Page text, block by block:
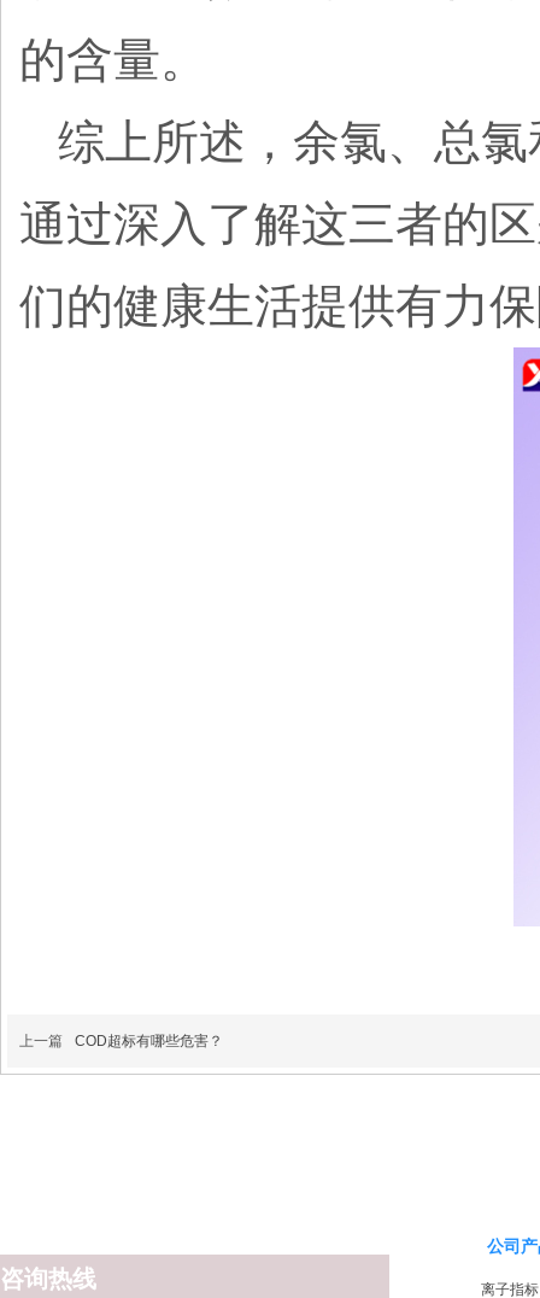
的含量。
综上所述，余氯、总
通过深入了解这三者的
们的健康生活提供有力
上一篇 COD超标有哪些危害？
咨询热线
公司
离子指标